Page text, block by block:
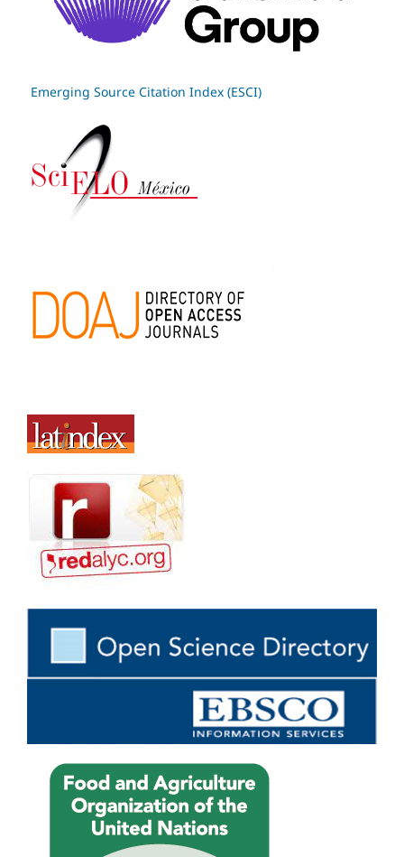
Emerging Source Citation Index (ESCI)